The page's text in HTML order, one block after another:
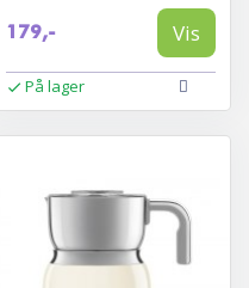
179,- Vis
På lager